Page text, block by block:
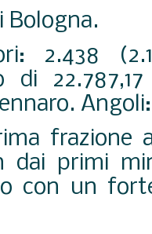
Bologna.
2.438
di
frazione
dai primi
con un